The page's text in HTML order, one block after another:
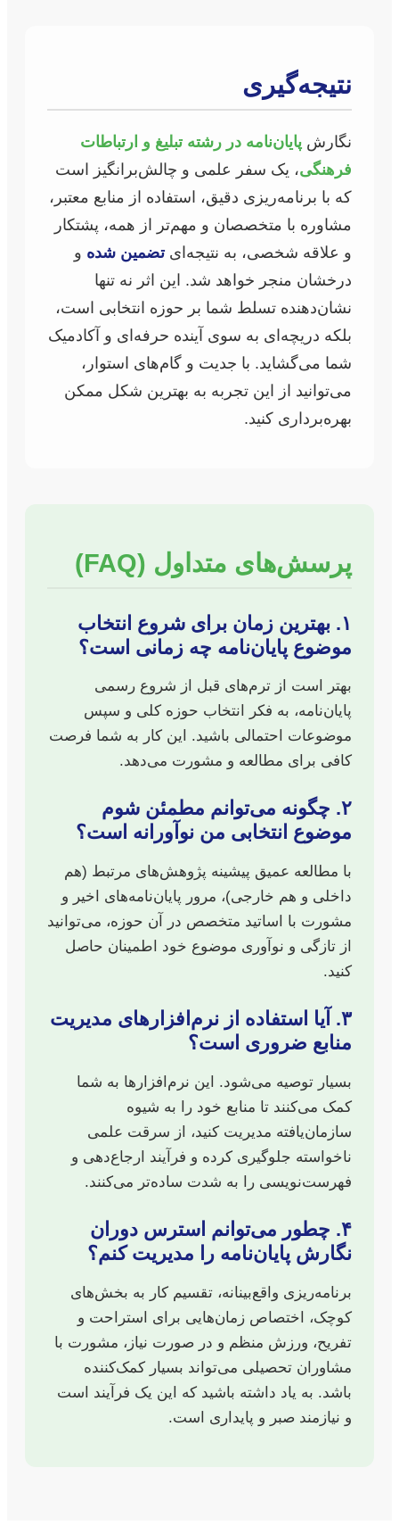
نتیجه‌گیری
نگارش پایان‌نامه در رشته تبلیغ و ارتباطات
فرهنگی، یک سفر علمی و چالش‌برانگیز است
که با برنامه‌ریزی دقیق، استفاده از منابع معتبر،
مشاوره با متخصصان و مهم‌تر از همه، پشتکار
و علاقه شخصی، به نتیجه‌ایتضمین شده و
درخشان منجر خواهد شد. این اثر نه تنها
نشان‌دهنده تسلط شما بر حوزه انتخابی است،
بلکه دریچه‌ای به سوی آینده حرفه‌ای و آکادمیک
شما می‌گشاید. با جدیت و گام‌های استوار،
می‌توانید از این تجربه به بهترین شکل ممکن
بهره‌برداری کنید.
پرسش‌های متداول (FAQ)
۱. بهترین زمان برای شروع انتخاب
موضوع پایان‌نامه چه زمانی است؟
بهتر است از ترم‌های قبل از شروع رسمی
پایان‌نامه، به فکر انتخاب حوزه کلی و سپس
موضوعات احتمالی باشید. این کار به شما فرصت
کافی برای مطالعه و مشورت می‌دهد.
۲. چگونه می‌توانم مطمئن شوم
موضوع انتخابی من نوآورانه است؟
با مطالعه عمیق پیشینه پژوهش‌های مرتبط (هم
داخلی و هم خارجی)، مرور پایان‌نامه‌های اخیر و
مشورت با اساتید متخصص در آن حوزه، می‌توانید
از تازگی و نوآوری موضوع خود اطمینان حاصل
کنید.
۳. آیا استفاده از نرم‌افزارهای مدیریت
منابع ضروری است؟
بسیار توصیه می‌شود. این نرم‌افزارها به شما
کمک می‌کنند تا منابع خود را به شیوه
سازمان‌یافته مدیریت کنید، از سرقت علمی
ناخواسته جلوگیری کرده و فرآیند ارجاع‌دهی و
فهرست‌نویسی را به شدت ساده‌تر می‌کنند.
۴. چطور می‌توانم استرس دوران
نگارش پایان‌نامه را مدیریت کنم؟
برنامه‌ریزی واقع‌بینانه، تقسیم کار به بخش‌های
کوچک، اختصاص زمان‌هایی برای استراحت و
تفریح، ورزش منظم و در صورت نیاز، مشورت با
مشاوران تحصیلی می‌تواند بسیار کمک‌کننده
باشد. به یاد داشته باشید که این یک فرآیند است
و نیازمند صبر و پایداری است.